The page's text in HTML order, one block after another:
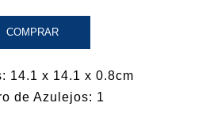
COMPRAR
14.1 x 14.1 x 0.8cm
de Azulejos: 1